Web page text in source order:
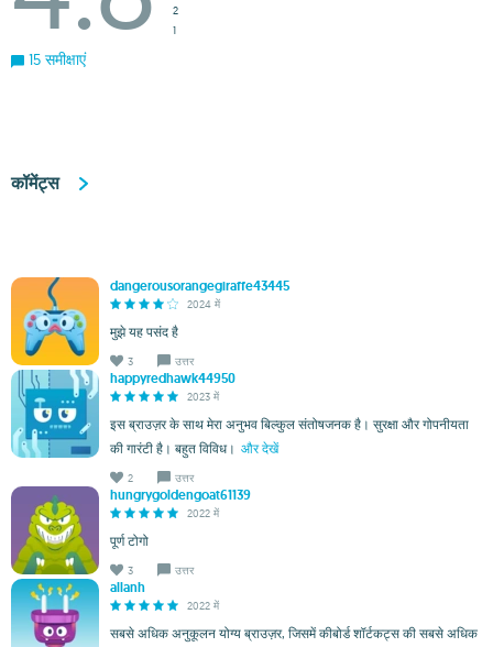
2
1
15 समीक्षाएं
कॉमेंट्स
dangerousorangegiraffe43445
2024 में
मुझे यह पसंद है
3 उत्तर
happyredhawk44950
2023 में
इस ब्राउज़र के साथ मेरा अनुभव बिल्कुल संतोषजनक है। सुरक्षा और गोपनीयता
की गारंटी है। बहुत विविध। और देखें
2 उत्तर
hungrygoldengoat61139
2022 में
पूर्ण टोगो
3 उत्तर
allanh
2022 में
सबसे अधिक अनुकूलन योग्य ब्राउज़र, जिसमें कीबोर्ड शॉर्टकट्स की सबसे अधिक